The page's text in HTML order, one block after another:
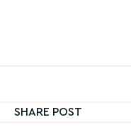
SHARE POST